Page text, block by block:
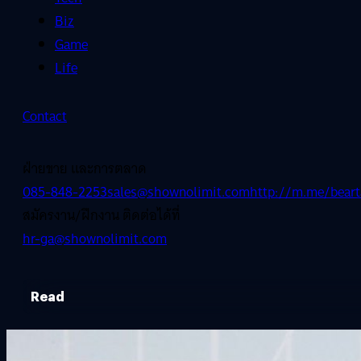
Biz
Game
Life
Contact
ฝ่ายขาย และการตลาด
085-848-2253sales@shownolimit.comhttp://m.me/
สมัครงาน/ฝึกงาน ติดต่อได้ที่
hr-ga@shownolimit.com
Read